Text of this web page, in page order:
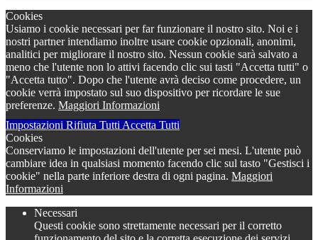
Cookies
Usiamo i cookie necessari per far funzionare il nostro sito. Noi e i
nostri partner intendiamo inoltre usare cookie opzionali, anonimi,
analitici per migliorare il nostro sito. Nessun cookie sarà salvato a
meno che l'utente non lo attivi facendo clic sui tasti "Accetta tutti" o
"Accetta tutto". Dopo che l'utente avrà deciso come procedere, un
cookie verrà impostato sul suo dispositivo per ricordare le sue
preferenze. Maggiori Informazioni
Impostazioni Rifiuta TuttiAccetta Tutti
Cookies
Conserviamo le impostazioni dell'utente per sei mesi. L'utente può
cambiare idea in qualsiasi momento facendo clic sul tasto "Gestisci i
cookie" nella parte inferiore destra di ogni pagina. Maggiori
Informazioni
Necessari
Questi cookie sono strettamente necessari per il corretto